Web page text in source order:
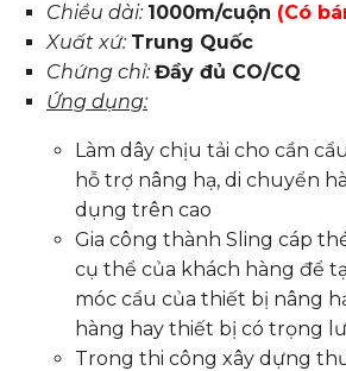
Chiều dài: 1000m/cuộn (Có
Xuất xứ: Trung Quốc
Chứng chỉ: Đầy đủ CO/CQ
Ứng dụng:
Làm dây chịu tải cho cần
hỗ trợ nâng hạ, di chuyển
dụng trên cao
Gia công thành Sling cáp
cụ thể của khách hàng để
móc cẩu của thiết bị nâng
hàng hay thiết bị có trọng
Trong thi công xây dựng